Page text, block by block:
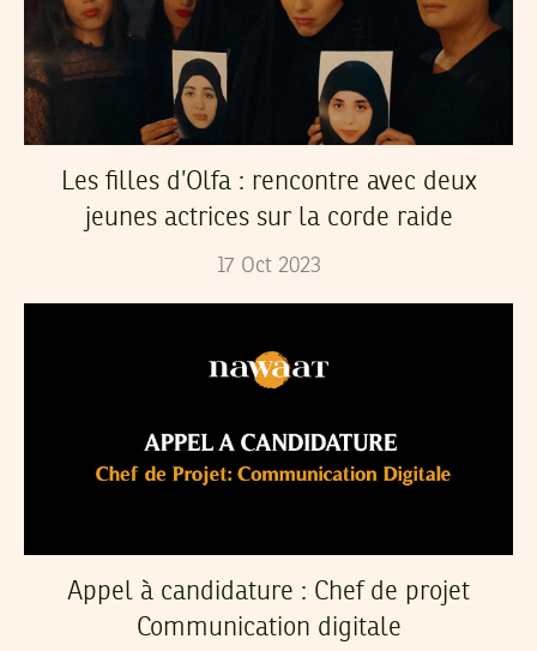
Les filles d’Olfa : rencontre avec deux
jeunes actrices sur la corde raide
17 Oct 2023
Appel à candidature : Chef de projet
Communication digitale